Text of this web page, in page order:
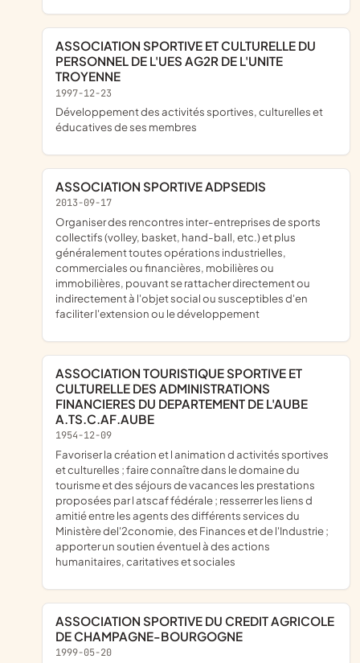
ASSOCIATION SPORTIVE ET CULTURELLE DU
PERSONNEL DE L'UES AG2R DE L'UNITE
TROYENNE
1997-12-23
développement des activités sportives, culturelles et
éducatives de ses membres
ASSOCIATION SPORTIVE ADPSEDIS
2013-09-17
organiser des rencontres inter-entreprises de sports
collectifs (volley, basket, hand-ball, etc.) et plus
généralement toutes opérations industrielles,
commerciales ou financières, mobilières ou
immobilières, pouvant se rattacher directement ou
indirectement à l'objet social ou susceptibles d'en
faciliter l'extension ou le développement
ASSOCIATION TOURISTIQUE SPORTIVE ET
CULTURELLE DES ADMINISTRATIONS
FINANCIERES DU DEPARTEMENT DE L'AUBE
A.TS.C.AF.AUBE
1954-12-09
favoriser la création et l animation d activités sportives
et culturelles ; faire connaître dans le domaine du
tourisme et des séjours de vacances les prestations
proposées par l atscaf fédérale ; resserrer les liens d
amitié entre les agents des différents services du
Ministère del'2conomie, des Finances et de l'Industrie ;
apporter un soutien éventuel à des actions
humanitaires, caritatives et sociales
ASSOCIATION SPORTIVE DU CREDIT AGRICOLE
DE CHAMPAGNE-BOURGOGNE
1999-05-20